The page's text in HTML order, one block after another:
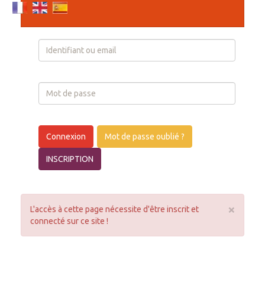
Login
Connexion Mot de passe oublié ?
INSCRIPTION
×
L'accès à cette page nécessite d'être inscrit et
connecté sur ce site !